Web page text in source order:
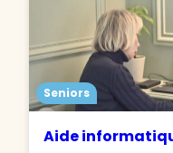
Seniors
Aide